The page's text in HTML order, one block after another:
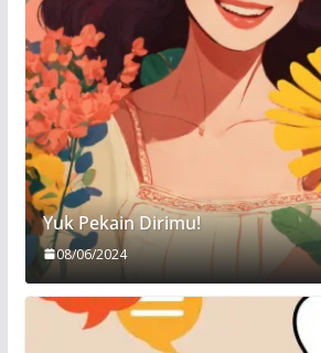
Yuk Pekain Dirimu!
08/06/2024